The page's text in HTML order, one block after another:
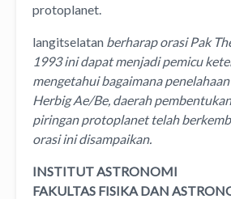
protoplanet.
langitselatan berharap orasi Pak
1993 ini dapat menjadi pemicu
mengetahui bagaimana
Herbig Ae/Be, daerah
piringan protoplanet telah
orasi ini disampaikan.
INSTITUT ASTRONOMI
FAKULTAS FISIKA DAN